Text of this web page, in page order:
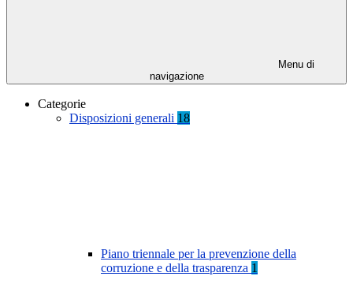
Menu di
navigazione
Categorie
Disposizioni generali 18
Piano triennale per la prevenzione della
corruzione e della trasparenza 1